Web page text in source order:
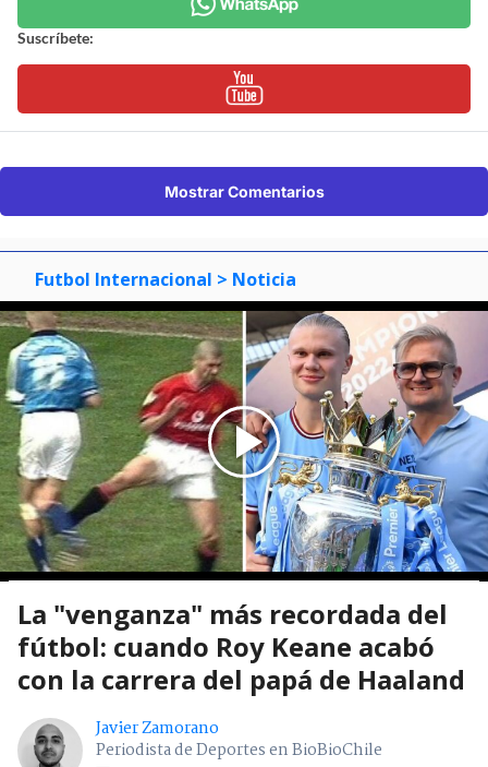
Suscríbete:
Mostrar Comentarios
Futbol Internacional > Noticia
La "venganza" más recordada del
fútbol: cuando Roy Keane acabó
con la carrera del papá de Haaland
Javier Zamorano
Periodista de Deportes en BioBioChile